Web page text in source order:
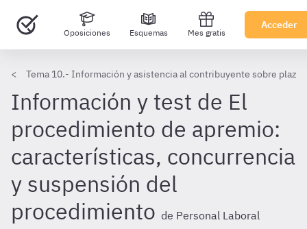
Oposiciones Esquemas Mes gratis
Acceder
Tema 10.- Información y asistencia al contribuyente sobre
Información y test de El
procedimiento de apremio:
características, concurrencia
y suspensión del
procedimiento de Personal Laboral